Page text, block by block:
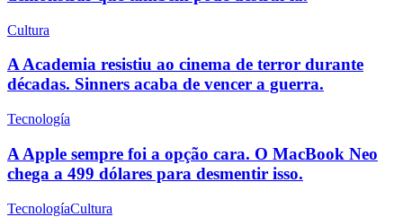
Cultura
A Academia resistiu ao cinema de terror durante
décadas. Sinners acaba de vencer a guerra.
Tecnología
A Apple sempre foi a opção cara. O MacBook Neo
chega a 499 dólares para desmentir isso.
TecnologíaCultura